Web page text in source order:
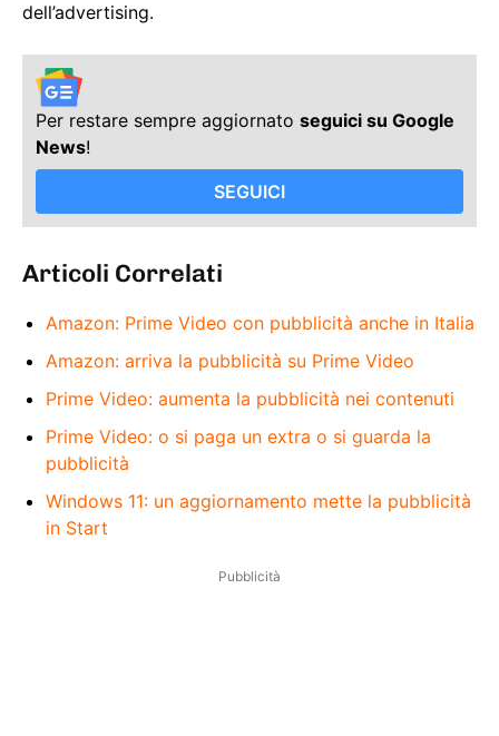
dell’advertising.
Per restare sempre aggiornato seguici su Google
News!
SEGUICI
Articoli Correlati
Amazon: Prime Video con pubblicità anche in Italia
Amazon: arriva la pubblicità su Prime Video
Prime Video: aumenta la pubblicità nei contenuti
Prime Video: o si paga un extra o si guarda la
pubblicità
Windows 11: un aggiornamento mette la pubblicità
in Start
Pubblicità